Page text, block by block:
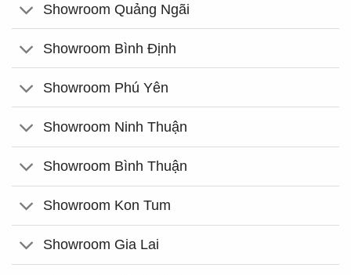
Showroom Quảng Ngãi
Showroom Bình Định
Showroom Phú Yên
Showroom Ninh Thuận
Showroom Bình Thuận
Showroom Kon Tum
Showroom Gia Lai